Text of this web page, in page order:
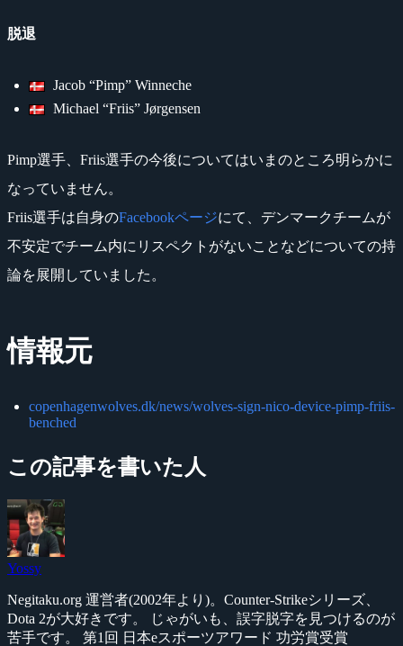
脱退
Jacob “Pimp” Winneche
Michael “Friis” Jørgensen
Pimp選手、Friis選手の今後についてはいまのところ明らかに
なっていません。
Friis選手は自身のFacebookページにて、デンマークチームが
不安定でチーム内にリスペクトがないことなどについての持
論を展開していました。
情報元
copenhagenwolves.dk/news/wolves-sign-nico-device-pimp-friis-
benched
この記事を書いた人
Yossy
Negitaku.org 運営者(2002年より)。Counter-Strikeシリーズ、
Dota 2が大好きです。 じゃがいも、誤字脱字を見つけるのが
苦手です。 第1回 日本eスポーツアワード 功労賞受賞